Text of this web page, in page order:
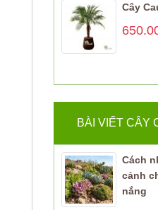
Cây
BÀI VIẾT CÂY
Cách
cảnh
nắng